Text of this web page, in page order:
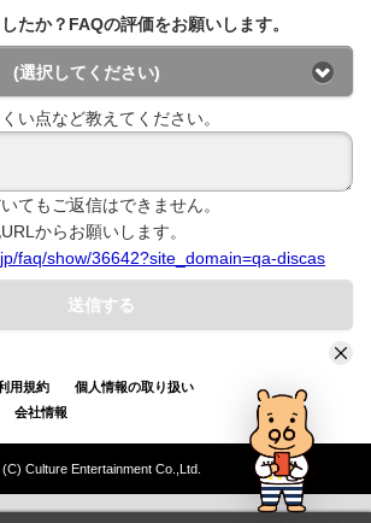
たか？FAQの評価をお願いします。
(選択してください)
い点など教えてください。
てもご返信はできません。
からお願いします。
faq/show/36642?site_domain=qa-discas
送信する
用規約
個人情報の取り扱い
会社情報
(C) Culture Entertainment Co.,Ltd.